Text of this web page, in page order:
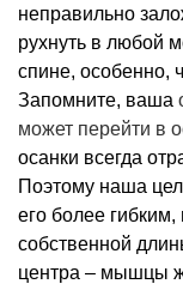
неправильно
рухнуть в любой
спине, особенно,
Запомните, ваша
может перейти в
осанки всегда
Поэтому наша
его более
собственной
центра – мышцы